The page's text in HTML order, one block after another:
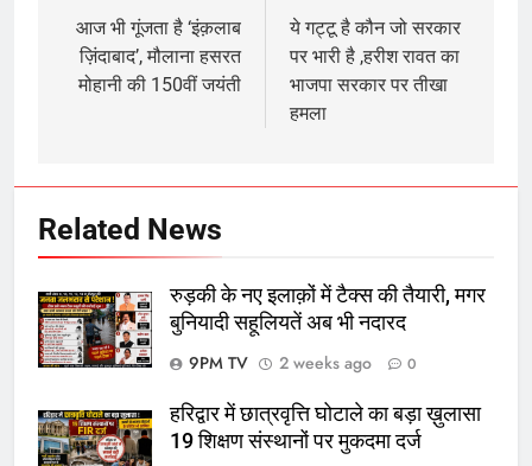
navigation
आज भी गूंजता है ‘इंक़लाब
ज़िंदाबाद’, मौलाना हसरत
मोहानी की 150वीं जयंती
ये गट्टू है कौन जो सरकार
पर भारी है ,हरीश रावत का
भाजपा सरकार पर तीखा
हमला
Related News
रुड़की के नए इलाक़ों में टैक्स की तैयारी, मगर
बुनियादी सहूलियतें अब भी नदारद
9PM TV
2 weeks ago 0
हरिद्वार में छात्रवृत्ति घोटाले का बड़ा ख़ुलासा
19 शिक्षण संस्थानों पर मुकदमा दर्ज